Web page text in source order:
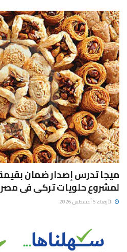
لمشروع حلويات تركى فى مصر
الأربعاء 5 أغسطس 2026